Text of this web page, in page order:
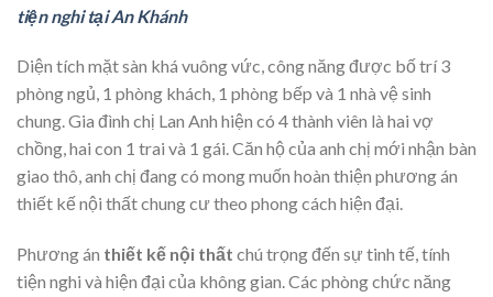
tiện nghi tại An Khánh
Diện tích mặt sàn khá vuông vức, công năng được bố trí 3
phòng ngủ, 1 phòng khách, 1 phòng bếp và 1 nhà vệ sinh
chung. Gia đình chị Lan Anh hiện có 4 thành viên là hai vợ
chồng, hai con 1 trai và 1 gái. Căn hộ của anh chị mới nhận bàn
giao thô, anh chị đang có mong muốn hoàn thiện phương án
thiết kế nội thất chung cư theo phong cách hiện đại.
Phương án thiết kế nội thất chú trọng đến sự tinh tế, tính
tiện nghi và hiện đại của không gian. Các phòng chức năng